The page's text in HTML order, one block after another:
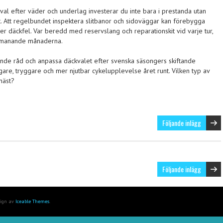
efter väder och underlag investerar du inte bara i prestanda utan
Att regelbundet inspektera slitbanor och sidoväggar kan förebygga
däckfel. Var beredd med reservslang och reparationskit vid varje tur,
månaderna.
råd och anpassa däckvalet efter svenska säsongers skiftande
tryggare och mer njutbar cykelupplevelse året runt. Vilken typ av
Följande inlägg
Följande inlägg
av Iceable Themes.